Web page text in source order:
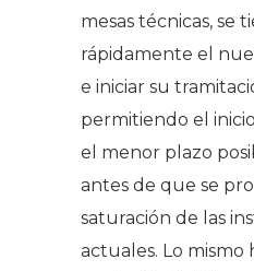
mesas técnicas, se
rápidamente el
e iniciar su
permitiendo el
el menor plazo
antes de que se
saturación de las
actuales. Lo mismo